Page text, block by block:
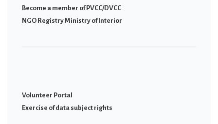
Become a member of PVCC/DVCC
NGO Registry Ministry of Interior
Volunteer Portal
Εxercise of data subject rights